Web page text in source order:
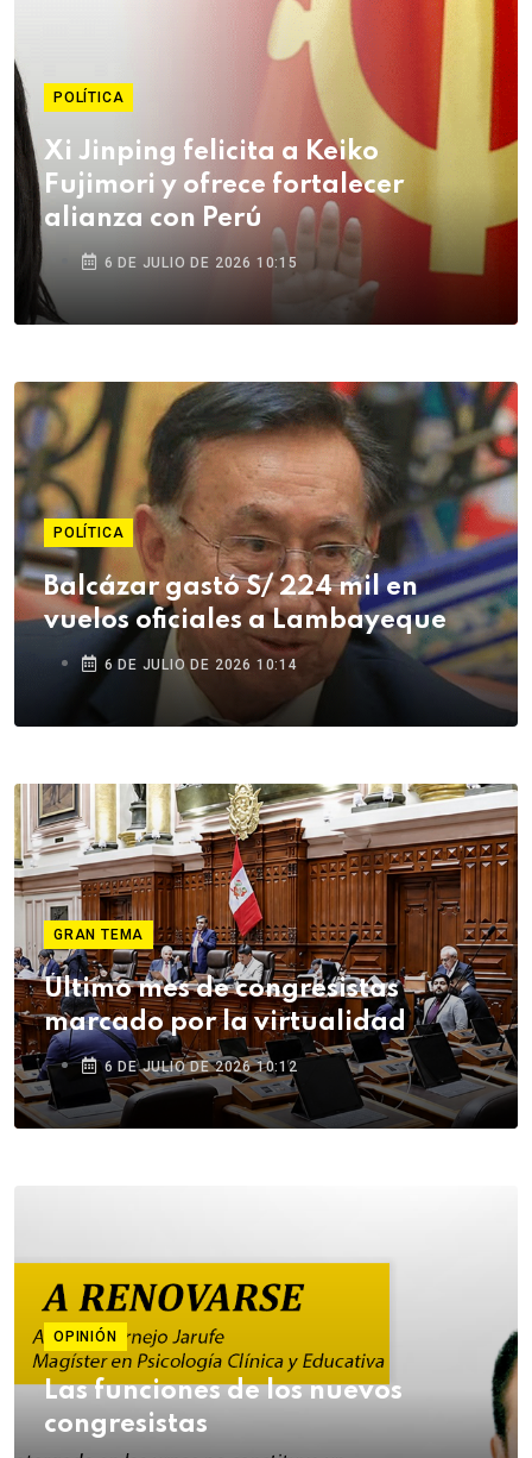
POLÍTICA
Xi Jinping felicita a Keiko
Fujimori y ofrece fortalecer
alianza con Perú
6 DE JULIO DE 2026 10:15
POLÍTICA
Balcázar gastó S/ 224 mil en
vuelos oficiales a Lambayeque
6 DE JULIO DE 2026 10:14
GRAN TEMA
Último mes de congresistas
marcado por la virtualidad
6 DE JULIO DE 2026 10:12
OPINIÓN
Las funciones de los nuevos
congresistas